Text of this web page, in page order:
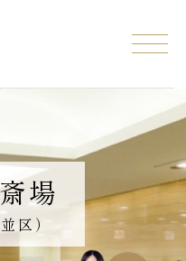
場
区）